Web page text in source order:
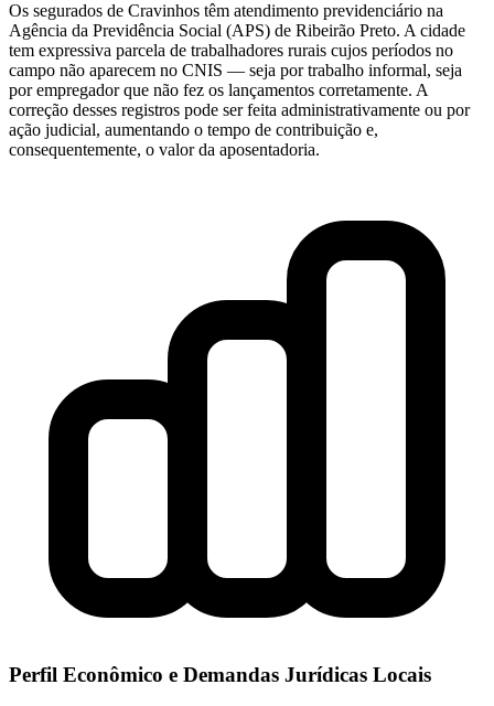
Os segurados de Cravinhos têm atendimento previdenciário na
Agência da Previdência Social (APS) de Ribeirão Preto. A cidade
tem expressiva parcela de trabalhadores rurais cujos períodos no
campo não aparecem no CNIS — seja por trabalho informal, seja
por empregador que não fez os lançamentos corretamente. A
correção desses registros pode ser feita administrativamente ou por
ação judicial, aumentando o tempo de contribuição e,
consequentemente, o valor da aposentadoria.
Perfil Econômico e Demandas Jurídicas Locais